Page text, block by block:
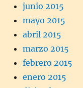
junio 2015
mayo 2015
abril 2015
marzo 2015
febrero 2015
enero 2015